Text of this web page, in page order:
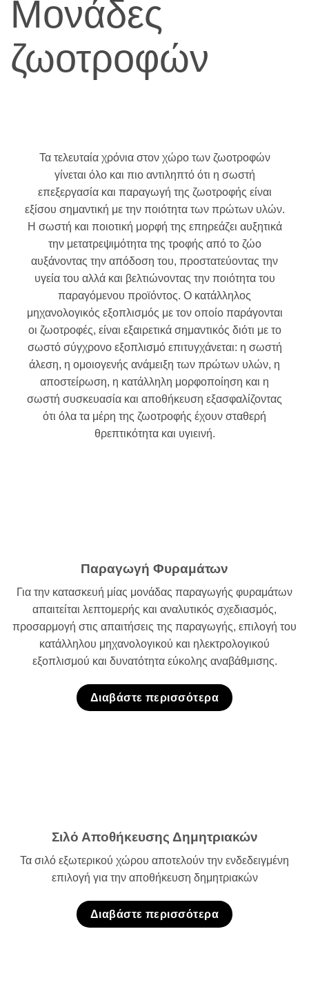
Μονάδες
ζωοτροφών
Τα τελευταία χρόνια στον χώρο των ζωοτροφών
γίνεται όλο και πιο αντιληπτό ότι η σωστή
επεξεργασία και παραγωγή της ζωοτροφής είναι
εξίσου σημαντική με την ποιότητα των πρώτων υλών.
Η σωστή και ποιοτική μορφή της επηρεάζει αυξητικά
την μετατρεψιμότητα της τροφής από το ζώο
αυξάνοντας την απόδοση του, προστατεύοντας την
υγεία του αλλά και βελτιώνοντας την ποιότητα του
παραγόμενου προϊόντος. Ο κατάλληλος
μηχανολογικός εξοπλισμός με τον οποίο παράγονται
οι ζωοτροφές, είναι εξαιρετικά σημαντικός διότι με το
σωστό σύγχρονο εξοπλισμό επιτυγχάνεται: η σωστή
άλεση, η ομοιογενής ανάμειξη των πρώτων υλών, η
αποστείρωση, η κατάλληλη μορφοποίηση και η
σωστή συσκευασία και αποθήκευση εξασφαλίζοντας
ότι όλα τα μέρη της ζωοτροφής έχουν σταθερή
θρεπτικότητα και υγιεινή.
Παραγωγή Φυραμάτων
Για την κατασκευή μίας μονάδας παραγωγής φυραμάτων
απαιτείται λεπτομερής και αναλυτικός σχεδιασμός,
προσαρμογή στις απαιτήσεις της παραγωγής, επιλογή του
κατάλληλου μηχανολογικού και ηλεκτρολογικού
εξοπλισμού και δυνατότητα εύκολης αναβάθμισης.
Διαβάστε περισσότερα
Σιλό Αποθήκευσης Δημητριακών
Τα σιλό εξωτερικού χώρου αποτελούν την ενδεδειγμένη
επιλογή για την αποθήκευση δημητριακών
Διαβάστε περισσότερα